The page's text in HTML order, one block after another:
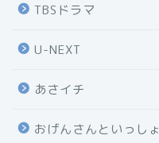
TBSドラマ
U-NEXT
あさイチ
おげんさんといっしょ